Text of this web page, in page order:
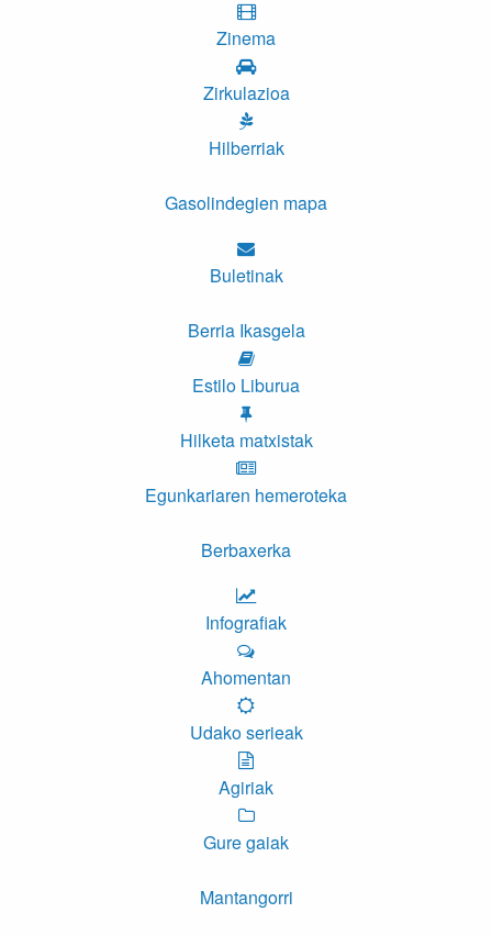
Zinema
Zirkulazioa
Hilberriak
Gasolindegien mapa
Buletinak
Berria Ikasgela
Estilo Liburua
Hilketa matxistak
Egunkariaren hemeroteka
Berbaxerka
Infografiak
Ahomentan
Udako serieak
Agiriak
Gure gaiak
Mantangorri